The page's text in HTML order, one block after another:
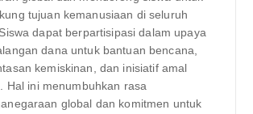
tujuan kemanusiaan di seluruh
dapat berpartisipasi dalam upaya
dana untuk bantuan bencana,
kemiskinan, dan inisiatif amal
Hal ini menumbuhkan rasa
global dan komitmen untuk